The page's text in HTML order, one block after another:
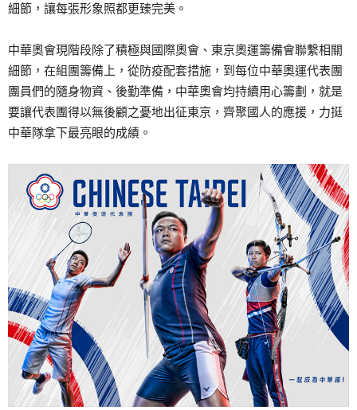
細節，讓每張形象照都更臻完美。
中華奧會現階段除了積極與國際奧會、東京奧運籌備會聯繫相關
細節，在組團籌備上，從防疫配套措施，到每位中華奧運代表團
團員們的隨身物資、後勤準備，中華奧會均持續用心籌劃，就是
要讓代表團得以無後顧之憂地出征東京，齊聚國人的應援，力挺
中華隊拿下最亮眼的成績。